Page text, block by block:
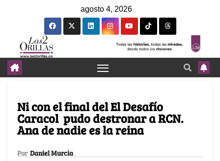
agosto 4, 2026
Ni con el final del El Desafío
Caracol pudo destronar a RCN.
Ana de nadie es la reina
Por Daniel Murcia